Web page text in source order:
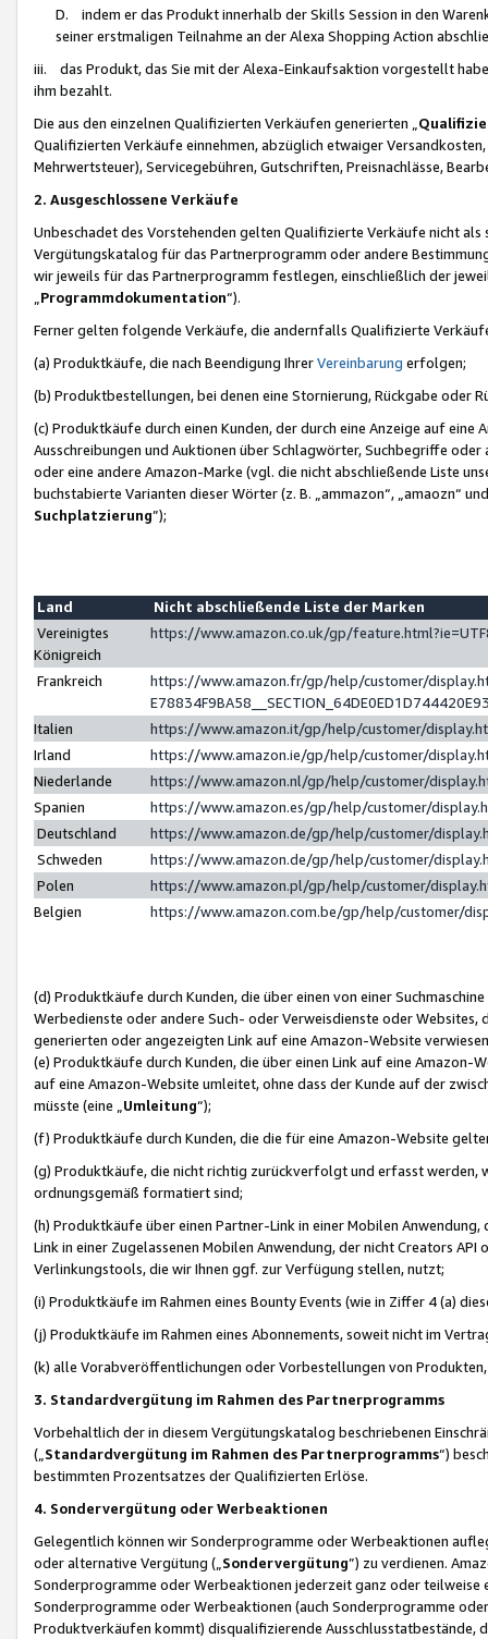
D. indem er das Produkt innerhalb der Skills Session in den
seiner erstmaligen Teilnahme an der Alexa Shopping Action
iii. das Produkt, das Sie mit der Alexa-Einkaufsaktion vorgestellt
ihm bezahlt.
Die aus den einzelnen Qualifizierten Verkäufen generierten „
Qualifizierten Verkäufe einnehmen, abzüglich etwaiger
Mehrwertsteuer), Servicegebühren, Gutschriften, Preisnachlässe,
2. Ausgeschlossene Verkäufe
Unbeschadet des Vorstehenden gelten Qualifizierte Verkäufe nicht
Vergütungskatalog für das Partnerprogramm oder andere
wir jeweils für das Partnerprogramm festlegen, einschließlich der
Programmdokumentation“).
Ferner gelten folgende Verkäufe, die andernfalls Qualifizierte
(a) Produktkäufe, die nach Beendigung IhrerVereinbarung erfolgen;
(b) Produktbestellungen, bei denen eine Stornierung, Rückgabe oder
(c) Produktkäufe durch einen Kunden, der durch eine Anzeige auf
Ausschreibungen und Auktionen über Schlagwörter, Suchbegriffe
oder eine andere Amazon-Marke (vgl. die nicht abschließende Liste
buchstabierte Varianten dieser Wörter (z. B. „ammazon“, „amaozn“
Suchplatzierung”);
Land
Nicht abschließende Liste der Marken
Vereinigtes
Königreich
https://www.amazon.co.uk/gp/
Frankreich
https://www.amazon.fr/gp/help/customer/
Italien
https://www.amazon.it/gp/help/customer/
Irland
https://www.amazon.ie/gp/help/customer/
Niederlande
https://www.amazon.nl/gp/help/customer/
Spanien
https://www.amazon.es/gp/help/customer/
Deutschland
https://www.amazon.de/gp/help/customer/
Schweden
https://www.amazon.de/gp/help/customer/
Polen
https://www.amazon.pl/gp/help/customer/
Belgien
https://www.amazon.com.be/gp/help/customer/
(d) Produktkäufe durch Kunden, die über einen von einer
Werbedienste oder andere Such- oder Verweisdienste oder Websites,
generierten oder angezeigten Link auf eine Amazon-Website
(e) Produktkäufe durch Kunden, die über einen Link auf eine
auf eine Amazon-Website umleitet, ohne dass der Kunde auf der
müsste (eine „ Umleitung“);
(f) Produktkäufe durch Kunden, die die für eine Amazon-Website
(g) Produktkäufe, die nicht richtig zurückverfolgt und erfasst werden,
ordnungsgemäß formatiert sind;
(h) Produktkäufe über einen Partner-Link in einer Mobilen
Link in einer Zugelassenen Mobilen Anwendung, der nicht Creators
Verlinkungstools, die wir Ihnen ggf. zur Verfügung stellen, nutzt;
(i) Produktkäufe im Rahmen eines Bounty Events (wie in Ziffer 4 (a)
(j) Produktkäufe im Rahmen eines Abonnements, soweit nicht im
(k) alle Vorabveröffentlichungen oder Vorbestellungen von
3. Standardvergütung im Rahmen des Partnerprogramms
Vorbehaltlich der in diesem Vergütungskatalog beschriebenen
(„ Standardvergütung im Rahmen des Partnerprogramms“)
bestimmten Prozentsatzes der Qualifizierten Erlöse.
4. Sondervergütung oder Werbeaktionen
Gelegentlich können wir Sonderprogramme oder Werbeaktionen
oder alternative Vergütung („ Sondervergütung”) zu verdienen.
Sonderprogramme oder Werbeaktionen jederzeit ganz oder
Sonderprogramme oder Werbeaktionen (auch Sonderprogramme
Produktverkäufen kommt) disqualifizierende Ausschlusstatbestände,